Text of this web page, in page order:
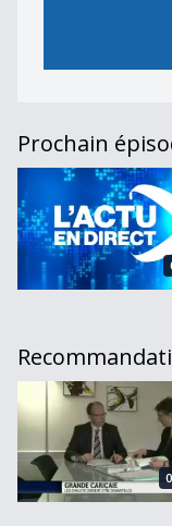
Prochain
L&#039;Actu du
Des chalets